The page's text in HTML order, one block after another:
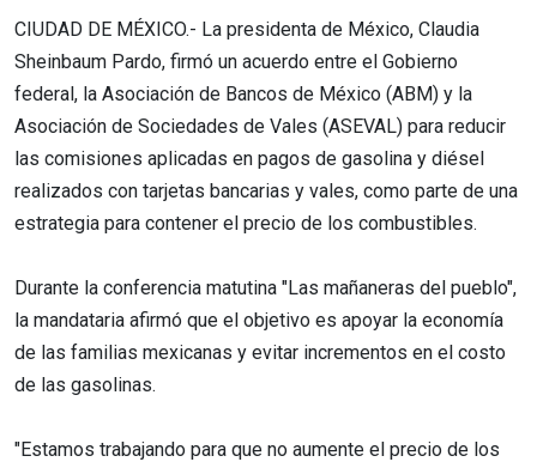
CIUDAD DE MÉXICO.- La presidenta de México, Claudia
Sheinbaum Pardo, firmó un acuerdo entre el Gobierno
federal, la Asociación de Bancos de México (ABM) y la
Asociación de Sociedades de Vales (ASEVAL) para reducir
las comisiones aplicadas en pagos de gasolina y diésel
realizados con tarjetas bancarias y vales, como parte de una
estrategia para contener el precio de los combustibles.
Durante la conferencia matutina "Las mañaneras del pueblo",
la mandataria afirmó que el objetivo es apoyar la economía
de las familias mexicanas y evitar incrementos en el costo
de las gasolinas.
"Estamos trabajando para que no aumente el precio de los